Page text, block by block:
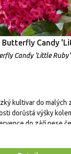
Butterfly Candy
Candy 'Little Ruby'
kultivar do malých
dorůstá výšky
do září nese
Na slunci kvete